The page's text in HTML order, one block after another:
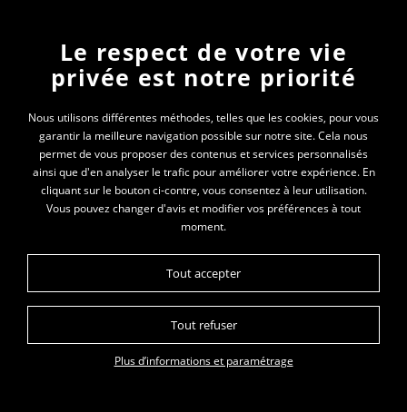
Newsletter
En vous inscrivant à la newsletter, vous recevrez
toutes les actualités des PEP 69
Votre e-mail*
Le respect de votre vie
privée est notre priorité
Nous utilisons différentes méthodes, telles que les cookies, pour vous
garantir la meilleure navigation possible sur notre site. Cela nous
permet de vous proposer des contenus et services personnalisés
ainsi que d'en analyser le trafic pour améliorer votre expérience. En
cliquant sur le bouton ci-contre, vous consentez à leur utilisation.
Vous pouvez changer d'avis et modifier vos préférences à tout
moment.
Tout accepter
Tout refuser
Plus d’informations et paramétrage